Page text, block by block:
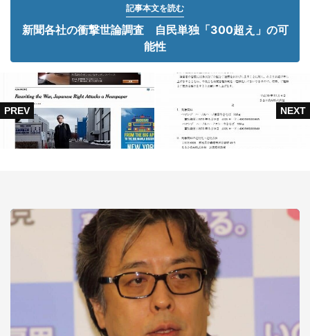
記事本文を読む
新聞各社の衝撃世論調査 自民単独「300超え」の可
能性